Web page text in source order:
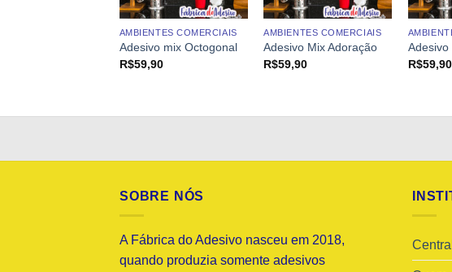
AMBIENTES COMERCIAIS
Adesivo mix Octogonal
R$59,90
AMBIENTES COMERCIAIS
Adesivo Mix Adoração
R$59,90
Adesivo
R$59,90
SOBRE NÓS
A Fábrica do Adesivo nasceu em 2018,
quando produzia somente adesivos